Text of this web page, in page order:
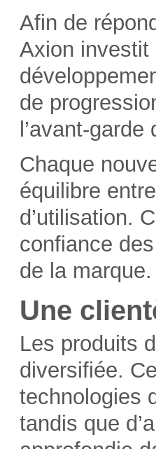
Afin de
Axion investit
de
l’avant-
Chaque
équilibre
d’utilisation.
confiance
de la marque.
Une
Les produits
diversifiée.
technologies
tandis que